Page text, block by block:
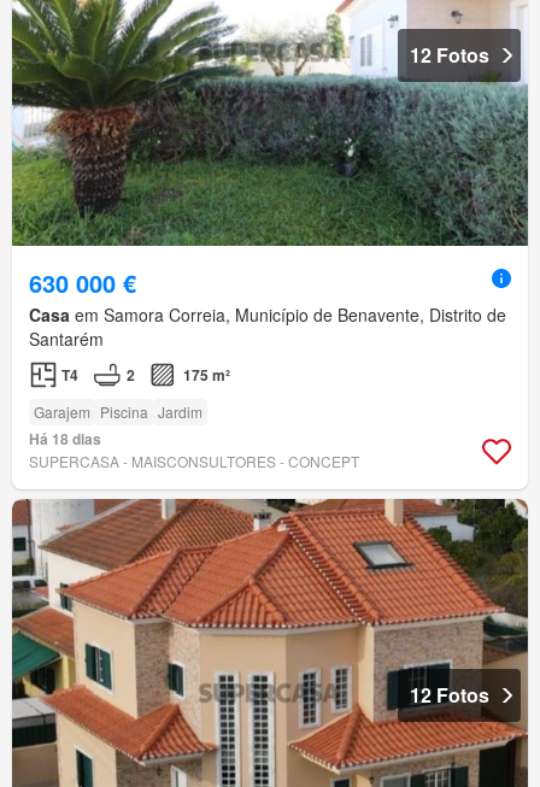
12 Fotos
630 000 €
Casa em Samora Correia, Município de Benavente, Distrito de
Santarém
T4 2 175 m²
Garajem Piscina Jardim
Há 18 dias
SUPERCASA - MAISCONSULTORES - CONCEPT
12 Fotos